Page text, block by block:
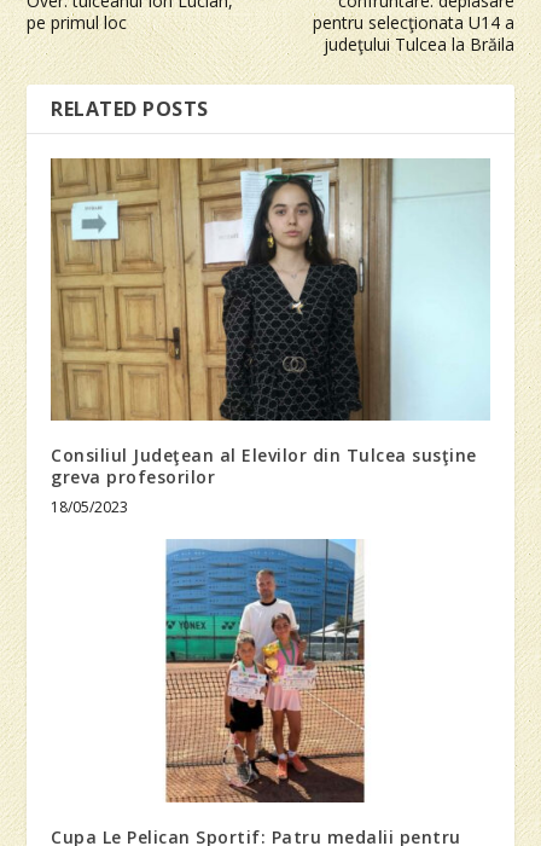
pe primul loc
pentru selecţionata U14 a
judeţului Tulcea la Brăila
RELATED POSTS
Consiliul Judeţean al Elevilor din Tulcea susţine
greva profesorilor
18/05/2023
Cupa Le Pelican Sportif: Patru medalii pentru